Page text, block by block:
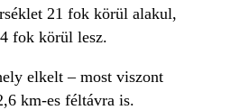
21 fok körül alakul,
fok körül lesz.
elkelt – most viszont
km-es féltávra is.